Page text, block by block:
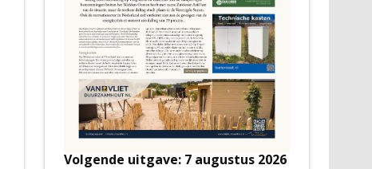
Volgende uitgave: 7 augustus 2026